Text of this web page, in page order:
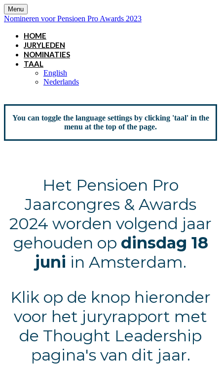
Menu
Nomineren voor Pensioen Pro Awards 2023
HOME
JURYLEDEN
NOMINATIES
TAAL
English
Nederlands
You can toggle the language settings by clicking 'taal' in the
menu at the top of the page.
Het Pensioen Pro
Jaarcongres & Awards
2024 worden volgend jaar
gehouden op dinsdag 18
juni in Amsterdam.
Klik op de knop hieronder
voor het juryrapport met
de Thought Leadership
pagina's van dit jaar.